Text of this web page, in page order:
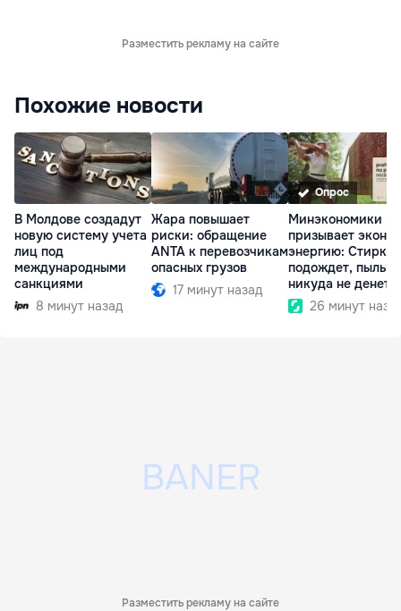
Разместить рекламу на сайте
Похожие новости
В Молдове создадут
новую систему учета
лиц под
международными
санкциями
8 минут назад
Жара повышает
риски: обращение
ANTA к перевозчикам
опасных грузов
17 минут назад
Опрос
Минэкономики
призывает
энергию: Стирка
подождет, пыль
никуда не
26 минут
Разместить рекламу на сайте